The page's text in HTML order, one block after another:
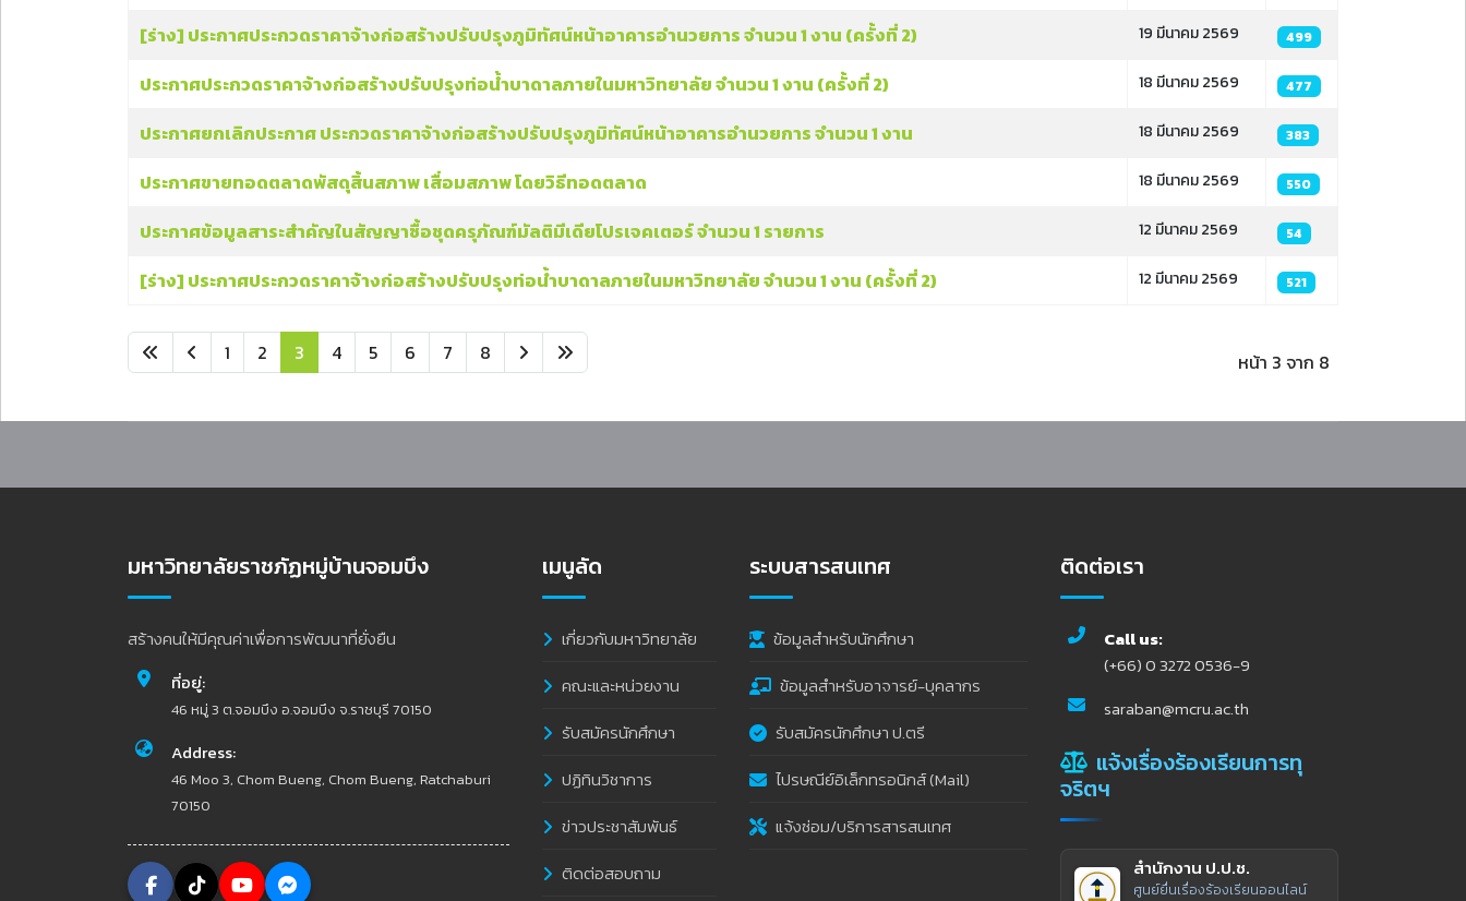
[ร่าง] ประกาศประกวดราคาจ้างก่อสร้างปรับปรุงภูมิทัศน์หน้าอาคารอำนวยการ จํานวน 1 งาน (ครั้งที่ 2) 19 มีนาคม 2569 499
ประกาศประกวดราคาจ้างก่อสร้างปรับปรุงท่อน้ําบาดาลภายในมหาวิทยาลัย จํานวน 1 งาน (ครั้งที่ 2) 18 มีนาคม 2569 477
ประกาศยกเลิกประกาศ ประกวดราคาจ้างก่อสร้างปรับปรุงภูมิทัศน์หน้าอาคารอํานวยการ จํานวน 1 งาน 18 มีนาคม 2569 383
ประกาศขายทอดตลาดพัสดุสิ้นสภาพ เสื่อมสภาพ โดยวิธีทอดตลาด 18 มีนาคม 2569 550
ประกาศข้อมูลสาระสำคัญในสัญญาซื้อชุดครุภัณฑ์มัลติมีเดียโปรเจคเตอร์ จำนวน 1 รายการ 12 มีนาคม 2569 54
[ร่าง] ประกาศประกวดราคาจ้างก่อสร้างปรับปรุงท่อน้ำบาดาลภายในมหาวิทยาลัย จํานวน 1 งาน (ครั้งที่ 2) 12 มีนาคม 2569 521
หน้า 3 จาก 8
1 2 3 4 5 6 7 8
มหาวิทยาลัยราชภัฏหมู่บ้านจอมบึง
สร้างคนให้มีคุณค่าเพื่อการพัฒนาที่ยั่งยืน
ที่อยู่:
46 หมู่ 3 ต.จอมบึง อ.จอมบึง จ.ราชบุรี 70150
Address:
46 Moo 3, Chom Bueng, Chom Bueng, Ratchaburi
70150
เมนูลัด
เกี่ยวกับมหาวิทยาลัย
คณะและหน่วยงาน
รับสมัครนักศึกษา
ปฏิทินวิชาการ
ข่าวประชาสัมพันธ์
ติดต่อสอบถาม
ระบบสารสนเทศ
ข้อมูลสำหรับนักศึกษา
ข้อมูลสำหรับอาจารย์-บุคลากร
รับสมัครนักศึกษา ป.ตรี
ไปรษณีย์อิเล็กทรอนิกส์ (Mail)
แจ้งซ่อม/บริการสารสนเทศ
ติดต่อเรา
Call us:
(+66) 0 3272 0536-9
saraban@mcru.ac.th
แจ้งเรื่องร้องเรียนการทุ
จริตฯ
สำนักงาน ป.ป.ช.
ศูนย์ยื่นเรื่องร้องเรียนออนไลน์